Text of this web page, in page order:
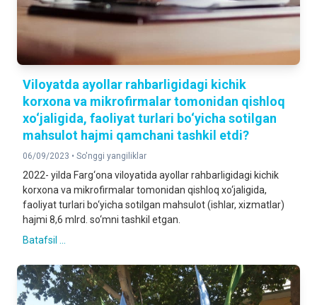
Viloyatda ayollar rahbarligidagi kichik
korxona va mikrofirmalar tomonidan qishloq
xo‘jaligida, faoliyat turlari bo‘yicha sotilgan
mahsulot hajmi qamchani tashkil etdi?
06/09/2023 • So'nggi yangiliklar
2022- yilda Farg‘ona viloyatida ayollar rahbarligidagi kichik
korxona va mikrofirmalar tomonidan qishloq xo‘jaligida,
faoliyat turlari bo‘yicha sotilgan mahsulot (ishlar, xizmatlar)
hajmi 8,6 mlrd. so‘mni tashkil etgan.
Batafsil ...